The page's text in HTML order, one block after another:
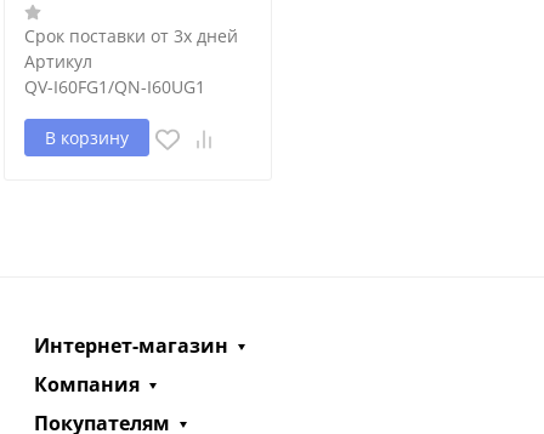
Срок поставки от 3х дней
Артикул
QV-I60FG1/QN-I60UG1
В корзину
Интернет-магазин
Компания
Покупателям